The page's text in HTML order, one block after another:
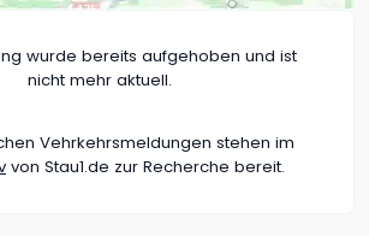
wurde bereits aufgehoben und ist
nicht mehr aktuell.
Vehrkehrsmeldungen stehen im
von Stau1.de zur Recherche bereit.